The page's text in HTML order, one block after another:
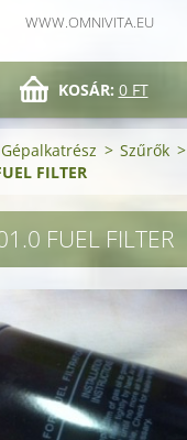
WWW.OMNIVITA.EU
KOSÁR: 0 FT
Gépalkatrész > Szűrők >
FILTER
FUEL FILTER